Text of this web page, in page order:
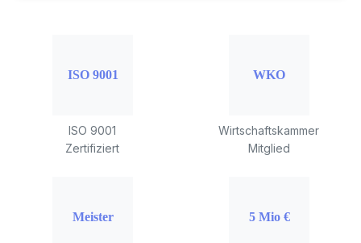
ISO 9001
Zertifiziert
Wirtschaftskammer
Mitglied